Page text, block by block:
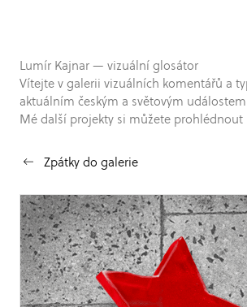
Lumír Kajnar — vizuální glosátor
Vítejte v galerii vizuálních komentářů a
aktuálním českým a světovým
Mé další projekty si můžete
Zpátky do galerie